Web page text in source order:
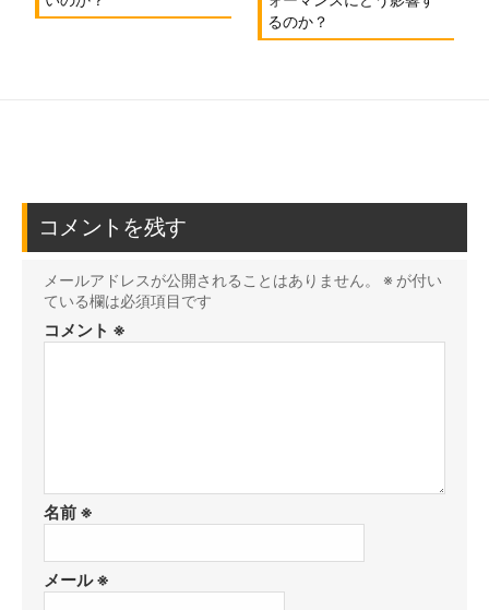
るのか？
コメントを残す
メールアドレスが公開されることはありません。 ※ が付い
ている欄は必須項目です
コメント ※
名前 ※
メール※